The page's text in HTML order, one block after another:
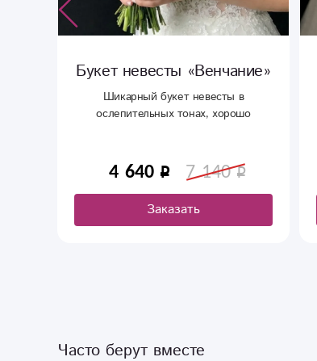
Букет невесты «Венчание»
Шикарный букет невесты в
ослепительных тонах, хорошо
4 640 7 140
Заказать
Часто берут вместе